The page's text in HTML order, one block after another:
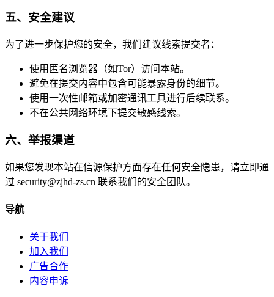
五、安全建议
为了进一步保护您的安全，我们建议线索提交者：
使用匿名浏览器（如Tor）访问本站。
避免在提交内容中包含可能暴露身份的细节。
使用一次性邮箱或加密通讯工具进行后续联系。
不在公共网络环境下提交敏感线索。
六、举报渠道
如果您发现本站在信源保护方面存在任何安全隐患，请立即通
过 security@zjhd-zs.cn 联系我们的安全团队。
导航
关于我们
加入我们
广告合作
内容申诉